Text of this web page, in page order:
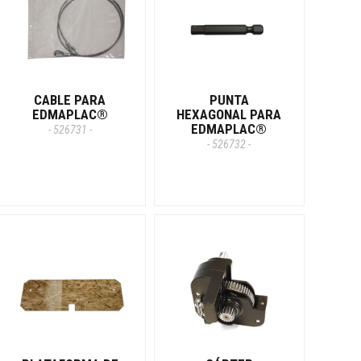
CABLE PARA
EDMAPLAC®
- 526731 -
PUNTA
HEXAGONAL PARA
EDMAPLAC®
- 526732 -